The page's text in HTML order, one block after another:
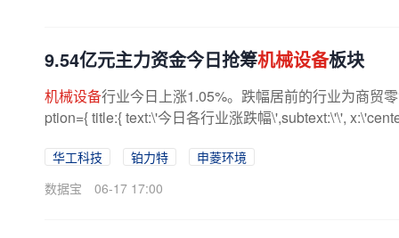
9.54亿元主力资金今日抢筹机械设备板块
机械设备行业今日上涨1.05%。跌幅居前的行业为商贸
ption={ title:{ text:\'今日各行业涨跌幅\',subtext:\'\',
华工科技 铂力特
申菱环境
数据宝
06-17 17:00